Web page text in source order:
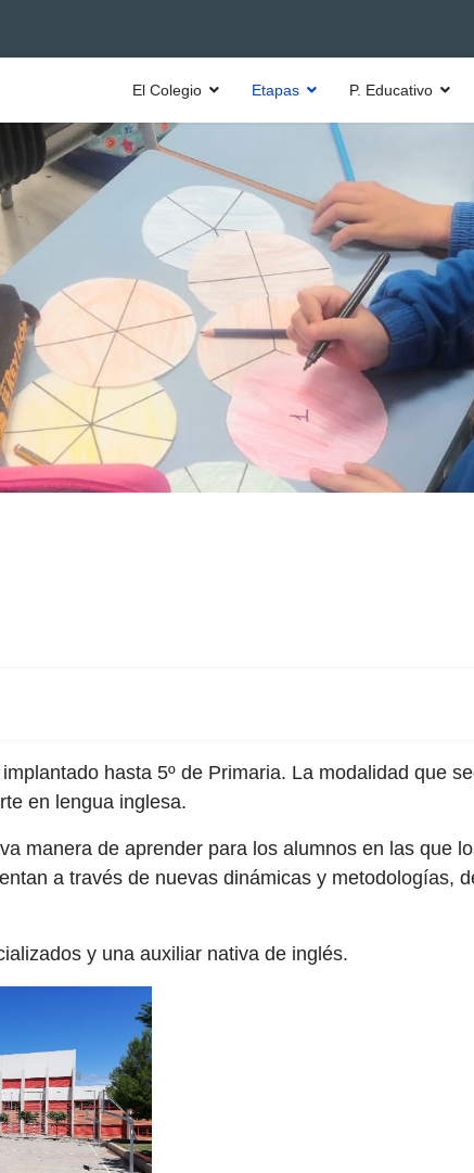
El Colegio Etapas P. Educativo
hasta 5º de Primaria. La modalidad que
en lengua inglesa.
manera de aprender para los alumnos en las que
a través de nuevas dinámicas y metodologías,
y una auxiliar nativa de inglés.